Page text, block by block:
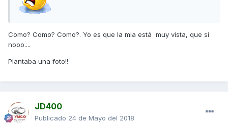
Como? Como? Como?. Yo es que la mia está muy vista, que si
nooo....
Plantaba una foto!!
JD400
Publicado 24 de Mayo del 2018